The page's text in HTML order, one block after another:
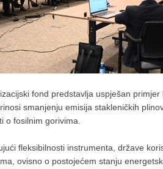
fond predstavlja uspješan
smanjenju emisija stakleničkih
o fosilnim gorivima.
fleksibilnosti instrumenta, države
ovisno o postojećem stanju